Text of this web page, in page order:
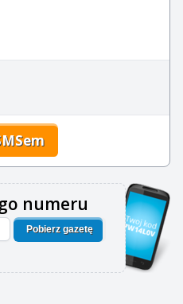
numeru
Pobierz gazetę